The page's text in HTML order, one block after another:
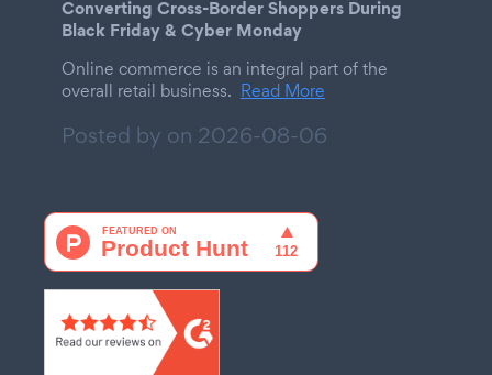
Converting Cross-Border Shoppers During
Black Friday & Cyber Monday
Online commerce is an integral part of the
overall retail business. Read More
Posted by on 2026-08-06